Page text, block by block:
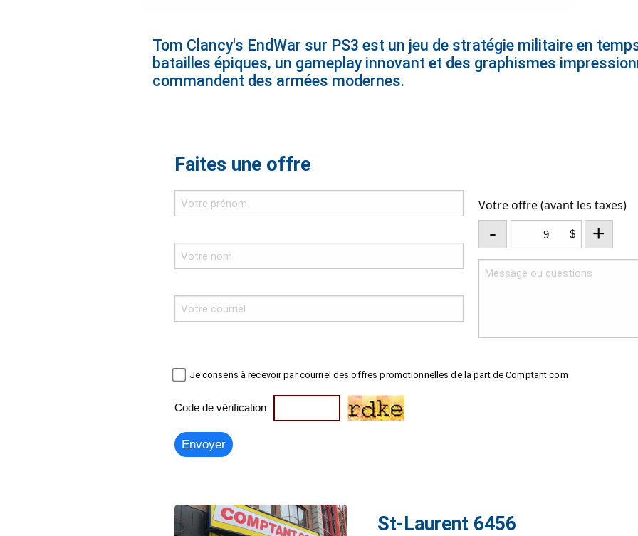
Tom Clancy's EndWar sur PS3 est un jeu de stratégie militaire en
batailles épiques, un gameplay innovant et des graphismes
commandent des armées modernes.
Faites une offre
Votre offre (avant les taxes)
- $ +
Je consens à recevoir par courriel des offres promotionnelles de la part de Comptant.com
Code de vérification
St-Laurent 6456